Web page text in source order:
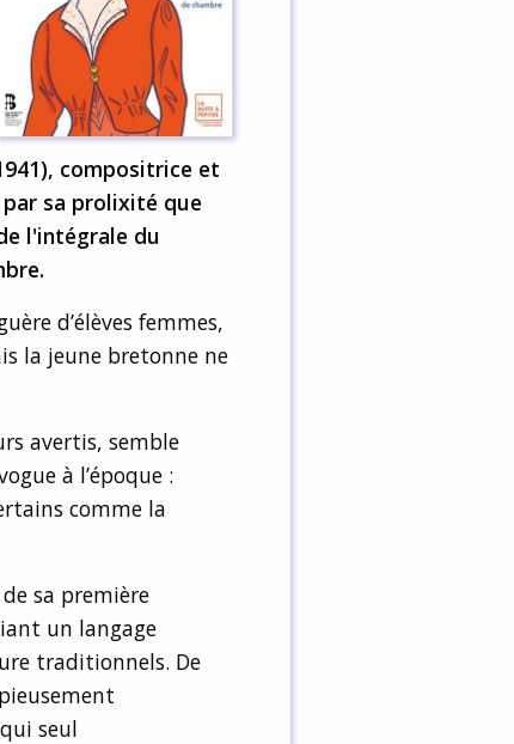
compositrice et
sa prolixité que
l'intégrale du
d’élèves femmes,
la jeune bretonne ne
avertis, semble
à l’époque :
comme la
sa première
un langage
traditionnels. De
seul